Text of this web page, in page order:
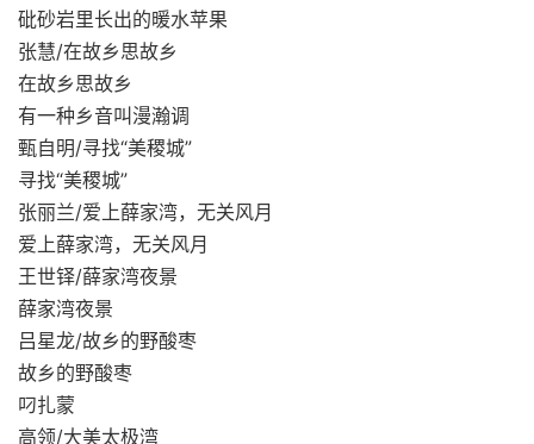
砒砂岩里长出的暖水苹果
张慧/在故乡思故乡
在故乡思故乡
有一种乡音叫漫瀚调
甄自明/寻找“美稷城”
寻找“美稷城”
张丽兰/爱上薛家湾，无关风月
爱上薛家湾，无关风月
王世铎/薛家湾夜景
薛家湾夜景
吕星龙/故乡的野酸枣
故乡的野酸枣
叼扎蒙
高领/大美太极湾